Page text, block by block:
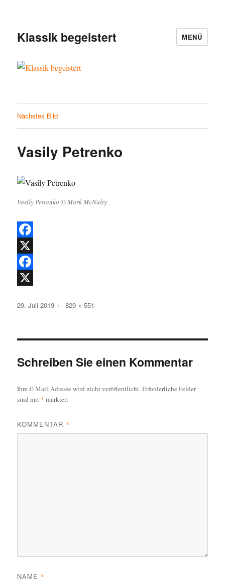
Klassik begeistert MENÜ
Nächstes Bild
Vasily Petrenko
Vasily Petrenko © Mark McNulty
F
a
c
b
o
k
X
F
c
b
o
k
Veröffentlicht
29. Juli 2019 Originalgröße
829 × 551
Schreiben Sie einen Kommentar
Ihre E-Mail-Adresse wird nicht veröffentlicht.Erforderliche Felder
sind mit * markiert
KOMMENTAR *
NAME *